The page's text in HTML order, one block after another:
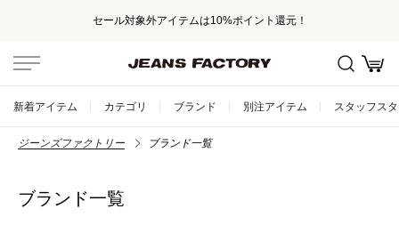
セール対象外アイテムは10%ポイント還元！
新着アイテム カテゴリ ブランド 別注アイテム スタッフス
ジーンズファクトリー ブランド一覧
ブランド一覧